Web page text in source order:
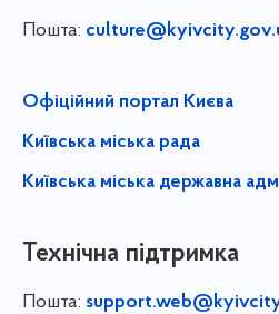
Пошта:
Офіційний портал Києва
Київська міська рада
Київська міська державна
Технічна підтримка
Пошта: